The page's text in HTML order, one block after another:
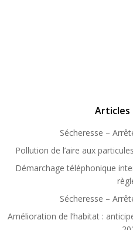
Articles
Sécheresse –
Pollution de l’aire aux
Démarchage téléphonique
Sécheresse –
Amélioration de l’habitat :